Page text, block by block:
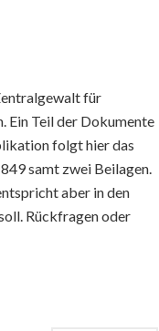
für
Ein Teil der Dokumente
folgt hier das
samt zwei Beilagen.
aber in den
Rückfragen oder